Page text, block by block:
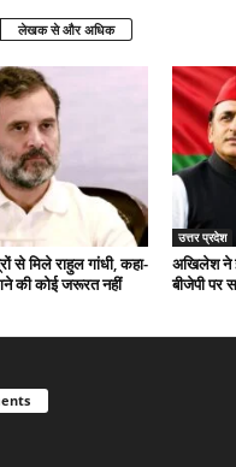
लेखक से और अधिक
से मिले राहुल गांधी, कहा-
की कोई जरूरत नहीं
उत्तर प्रदेश
अखिलेश ने
बीजेपी पर